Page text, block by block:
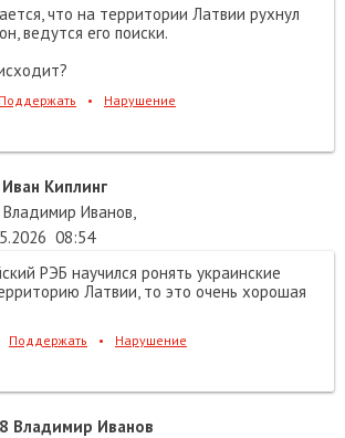
что на территории Латвии рухнул
ведутся его поиски.
Поддержать • Нарушение
Иван Киплинг
Владимир Иванов,
08:54
РЭБ научился ронять украинские
Латвии, то это очень хорошая
Поддержать • Нарушение
Владимир Иванов